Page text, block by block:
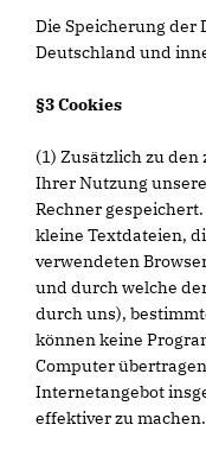
Die Speicherung der
Deutschland und
§3 Cookies
(1) Zusätzlich zu
Ihrer Nutzung
Rechner
kleine Textdateien,
verwendeten
und durch welche
durch uns),
können keine
Computer
Internetangebot
effektiver zu machen.